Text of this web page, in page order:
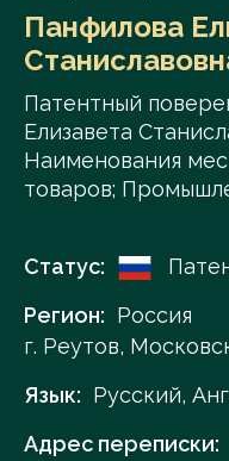
Панфилова
Патентный
Елизавета
Наименования
товаров;
Статус:
Регион: Россия
г. Реутов,
Язык: Русский,
Адрес переписки: